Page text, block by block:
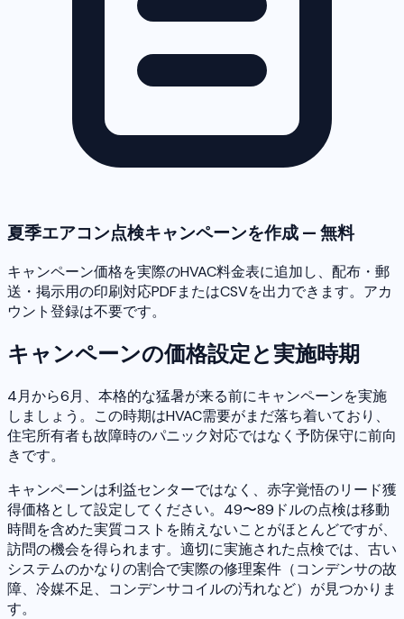
夏季エアコン点検キャンペーンを作成 — 無料
キャンペーン価格を実際のHVAC料金表に追加し、配布・郵
送・掲示用の印刷対応PDFまたはCSVを出力できます。アカ
ウント登録は不要です。
キャンペーンの価格設定と実施時期
4月から6月、本格的な猛暑が来る前にキャンペーンを実施
しましょう。この時期はHVAC需要がまだ落ち着いており、
住宅所有者も故障時のパニック対応ではなく予防保守に前向
きです。
キャンペーンは利益センターではなく、赤字覚悟のリード獲
得価格として設定してください。49〜89ドルの点検は移動
時間を含めた実質コストを賄えないことがほとんどですが、
訪問の機会を得られます。適切に実施された点検では、古い
システムのかなりの割合で実際の修理案件（コンデンサの故
障、冷媒不足、コンデンサコイルの汚れなど）が見つかりま
す。